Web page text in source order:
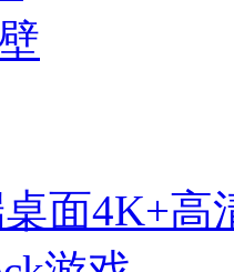
面4K+高